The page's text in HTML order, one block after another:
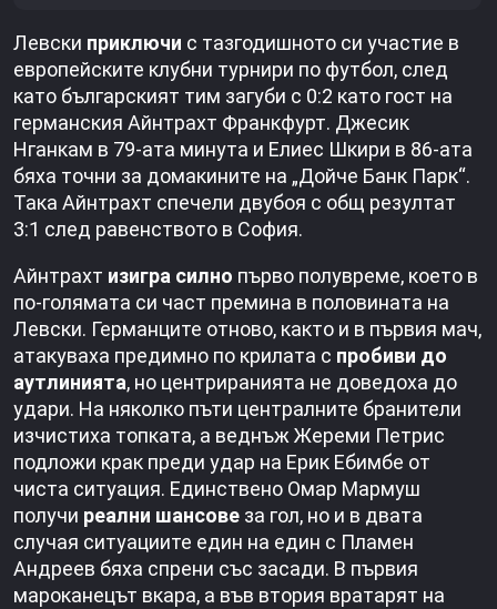
Левски приключи с тазгодишното си участие в
европейските клубни турнири по футбол, след
като българският тим загуби с 0:2 като гост на
германския Айнтрахт Франкфурт. Джесик
Нганкам в 79-ата минута и Елиес Шкири в 86-ата
бяха точни за домакините на „Дойче Банк Парк“.
Така Айнтрахт спечели двубоя с общ резултат
3:1 след равенството в София.
Айнтрахт изигра силно първо полувреме, което в
по-голямата си част премина в половината на
Левски. Германците отново, както и в първия мач,
атакуваха предимно по крилата с пробиви до
аутлинията, но центриранията не доведоха до
удари. На няколко пъти централните бранители
изчистиха топката, а веднъж Жереми Петрис
подложи крак преди удар на Ерик Ебимбе от
чиста ситуация. Единствено Омар Мармуш
получи реални шансове за гол, но и в двата
случая ситуациите един на един с Пламен
Андреев бяха спрени със засади. В първия
мароканецът вкара, а във втория вратарят на